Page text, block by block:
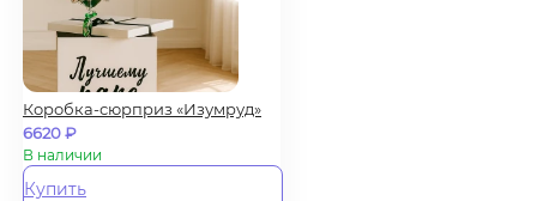
Коробка-сюрприз «Изумруд»
6620₽
В наличии
Купить